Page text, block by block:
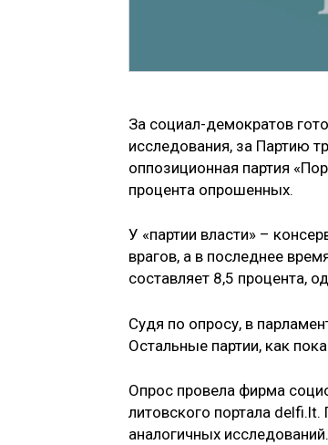
За социал-демократов
исследования, за Партию
оппозиционная партия
процента опрошенных.
У «партии власти» –
врагов, а в последнее
составляет 8,5 процента,
Судя по опросу, в
Остальные партии, как
Опрос провела фирма
литовского портала
аналогичных исследований.